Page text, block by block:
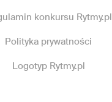
konkursu Rytmy.pl
Polityka prywatności
Logotyp Rytmy.pl